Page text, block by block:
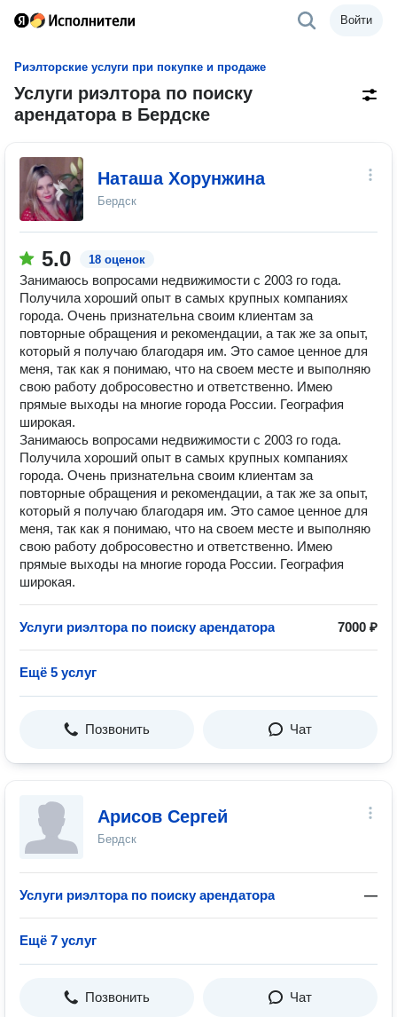
Войти
Риэлторские услуги при покупке и продаже
Услуги риэлтора по поиску
арендатора в Бердске
Наташа Хорунжина
Бердск
5.0 18 оценок
Занимаюсь вопросами недвижимости с 2003 го года.
Получила хороший опыт в самых крупных компаниях
города. Очень признательна своим клиентам за
повторные обращения и рекомендации, а так же за опыт,
который я получаю благодаря им. Это самое ценное для
меня, так как я понимаю, что на своем месте и выполняю
свою работу добросовестно и ответственно. Имею
прямые выходы на многие города России. География
широкая.
Занимаюсь вопросами недвижимости с 2003 го года.
Получила хороший опыт в самых крупных компаниях
города. Очень признательна своим клиентам за
повторные обращения и рекомендации, а так же за опыт,
который я получаю благодаря им. Это самое ценное для
меня, так как я понимаю, что на своем месте и выполняю
свою работу добросовестно и ответственно. Имею
прямые выходы на многие города России. География
широкая.
Услуги риэлтора по поиску арендатора 7000 ₽
Ещё 5 услуг
Позвонить Чат
Арисов Сергей
Бердск
Услуги риэлтора по поиску арендатора —
Ещё 7 услуг
Позвонить Чат